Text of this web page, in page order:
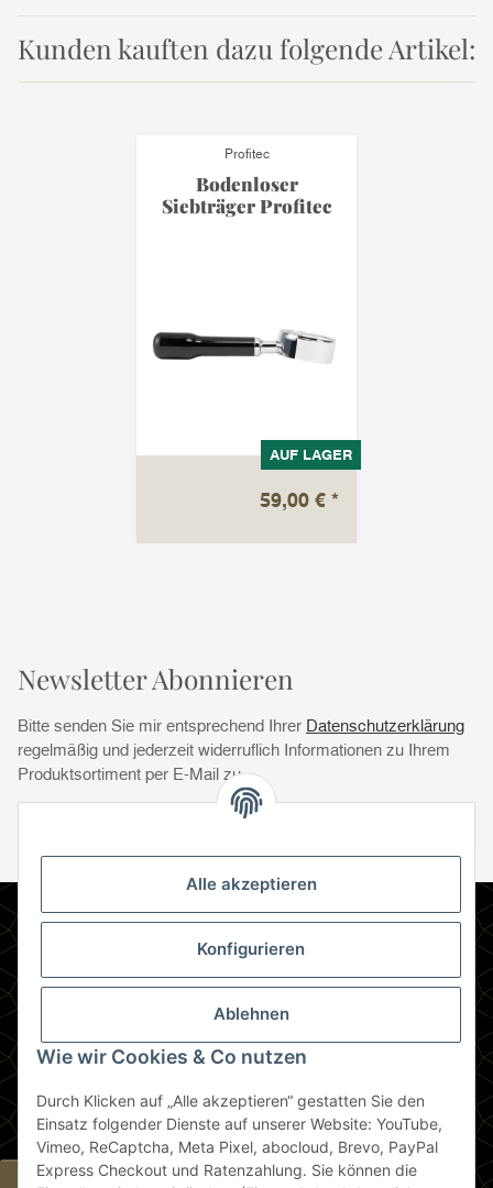
Alle akzeptieren
Konfigurieren
Ablehnen
Wie wir Cookies & Co nutzen
Durch Klicken auf „Alle akzeptieren“ gestatten Sie den
Einsatz folgender Dienste auf unserer Website: YouTube,
Vimeo, ReCaptcha, Meta Pixel, abocloud, Brevo, PayPal
Express Checkout und Ratenzahlung. Sie können die
Kunden kauften dazu folgende Artikel:
Profitec
Bodenloser
Siebträger Profitec
AUF LAGER
59,00 € *
Newsletter Abonnieren
Bitte senden Sie mir entsprechend Ihrer Datenschutzerklärung
regelmäßig und jederzeit widerruflich Informationen zu Ihrem
Produktsortiment per E-Mail zu.
Newsletter Abonnieren
Informationen
Gesetzliche Informationen
Zahlungsmethoden
Berlin
Widerrufsbutton